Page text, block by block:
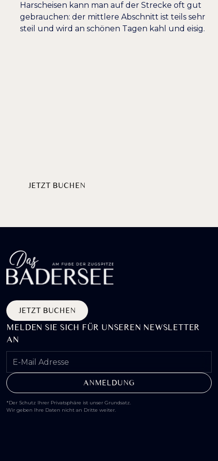
Harscheisen kann man auf der Strecke oft gut
gebrauchen: der mittlere Abschnitt ist teils sehr
steil und wird an schönen Tagen kahl und eisig.
JETZT BUCHEN
JETZT BUCHEN
MELDEN SIE SICH FÜR UNSEREN NEWSLETTER
AN
*Der Schutz Ihrer Privatsphäre ist unser Grundsatz.
Wir geben Ihre Daten nicht an Dritte weiter.